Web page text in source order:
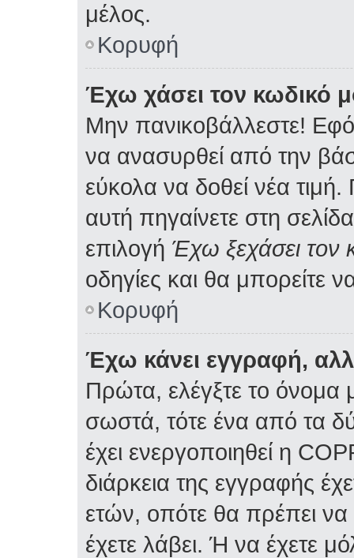
μέλος.
Κορυφή
Έχω χάσει τον κωδικό
Μην πανικοβάλλεστε!
να ανασυρθεί από την
εύκολα να δοθεί νέα τιμή.
αυτή πηγαίνετε στη
επιλογή Έχω ξεχάσει τον
οδηγίες και θα μπορείτε
Κορυφή
Έχω κάνει εγγραφή,
Πρώτα, ελέγξτε το όνομα
σωστά, τότε ένα από τα
έχει ενεργοποιηθεί η
διάρκεια της εγγραφής
ετών, οπότε θα πρέπει να
έχετε λάβει. Ή να έχετε